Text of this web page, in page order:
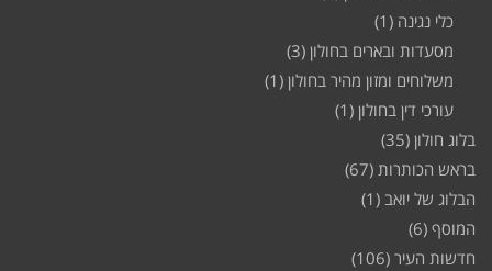
כלי נגינה (1)
מסעדות ובארים בחולון (3)
משלוחים ומזון מהיר בחולון (1)
עורכי דין בחולון (1)
בלוג חולון (35)
בראש הכותרות (67)
הבלוג של יואב (1)
המוסף (6)
חדשות העיר (106)